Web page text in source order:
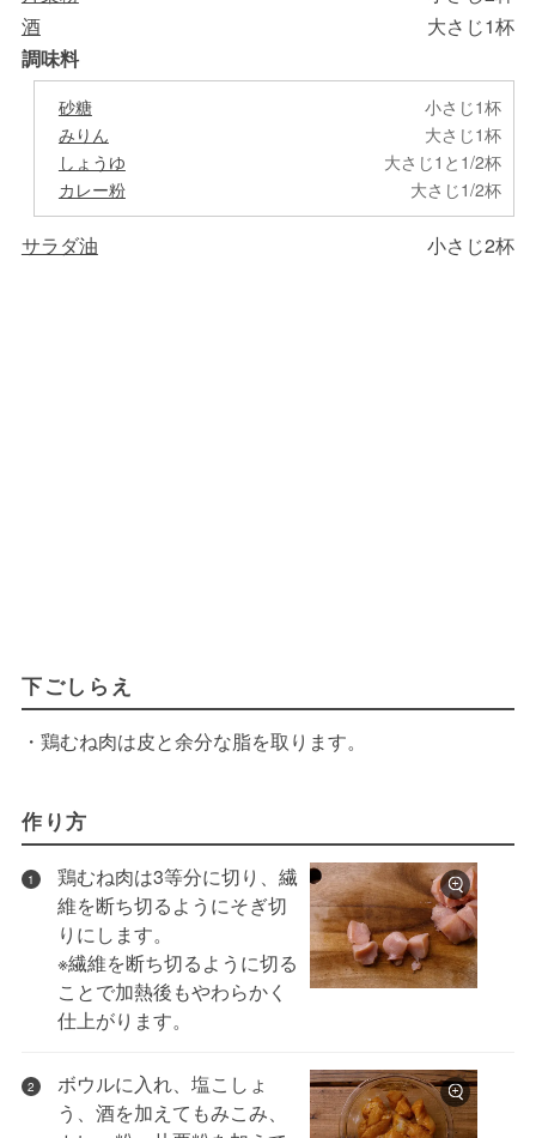
酒
大さじ1杯
調味料
砂糖
小さじ1杯
みりん
大さじ1杯
しょうゆ
大さじ1と1/2杯
カレー粉
大さじ1/2杯
サラダ油 小さじ2杯
下ごしらえ
・鶏むね肉は皮と余分な脂を取ります。
作り方
1
鶏むね肉は3等分に切り、繊
維を断ち切るようにそぎ切
りにします。
※繊維を断ち切るように切る
ことで加熱後もやわらかく
仕上がります。
2
ボウルに入れ、塩こしょ
う、酒を加えてもみこみ、